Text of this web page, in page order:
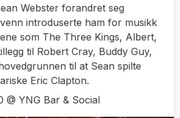
Webster forandret seg
introduserte ham for musikk
som The Three Kings, Albert,
til Robert Cray, Buddy Guy,
til at Sean spilte
Eric Clapton.
@ YNG Bar & Social